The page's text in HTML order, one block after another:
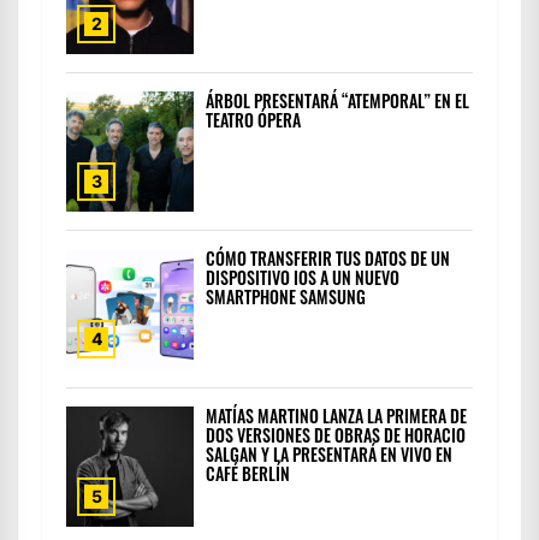
2
3
ÁRBOL PRESENTARÁ “ATEMPORAL” EN EL
TEATRO ÓPERA
4
CÓMO TRANSFERIR TUS DATOS DE UN
DISPOSITIVO IOS A UN NUEVO
SMARTPHONE SAMSUNG
5
MATÍAS MARTINO LANZA LA PRIMERA DE
DOS VERSIONES DE OBRAS DE HORACIO
SALGAN Y LA PRESENTARÁ EN VIVO EN
CAFÉ BERLÍN